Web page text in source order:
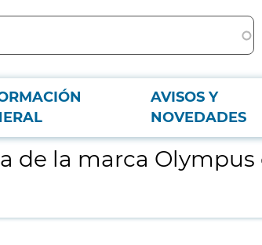
AVISOS Y
NOVEDADES
de la marca Olympus